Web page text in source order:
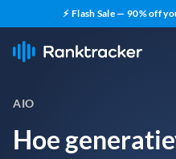
⚡ Flash Sale — 90% off
AIO
Hoe